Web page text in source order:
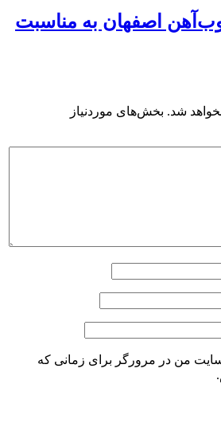
اصفهان به مناسبت
شد. بخش‌های موردنیاز
من در مرورگر برای زمانی که